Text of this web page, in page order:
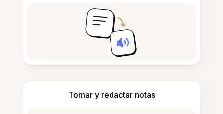
Tomar y redactar notas